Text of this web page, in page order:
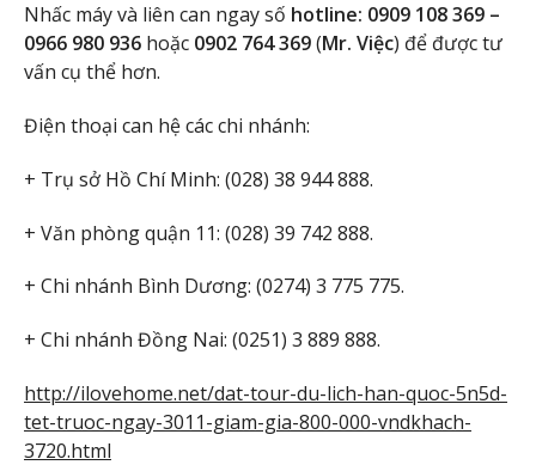
Nhấc máy và liên can ngay số hotline: 0909 108 369 –
0966 980 936 hoặc 0902 764 369(Mr. Việc) để được tư
vấn cụ thể hơn.
Điện thoại can hệ các chi nhánh:
+ Trụ sở Hồ Chí Minh: (028) 38 944 888.
+ Văn phòng quận 11: (028) 39 742 888.
+ Chi nhánh Bình Dương: (0274) 3 775 775.
+ Chi nhánh Đồng Nai: (0251) 3 889 888.
http://ilovehome.net/dat-tour-du-lich-han-quoc-5n5d-
tet-truoc-ngay-3011-giam-gia-800-000-vndkhach-
3720.html